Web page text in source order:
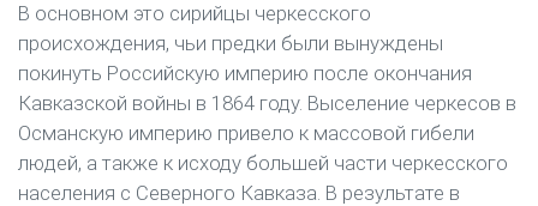
В основном это сирийцы черкесского
происхождения, чьи предки были вынуждены
покинуть Российскую империю после окончания
Кавказской войны в 1864 году. Выселение черкесов в
Османскую империю привело к массовой гибели
людей, а также к исходу большей части черкесского
населения с Северного Кавказа. В результате в